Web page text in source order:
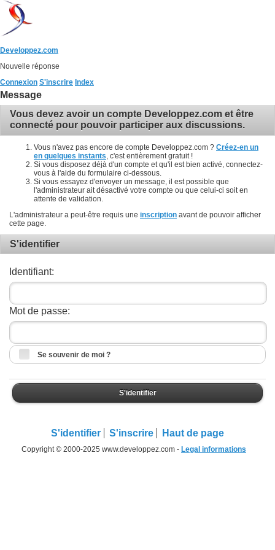
Developpez.com
Nouvelle réponse
Connexion S'inscrire Index
Message
Vous devez avoir un compte Developpez.com et être
connecté pour pouvoir participer aux discussions.
Vous n'avez pas encore de compte Developpez.com ? Créez-en un
en quelques instants , c'est entièrement gratuit !
Si vous disposez déjà d'un compte et qu'il est bien activé, connectez-
vous à l'aide du formulaire ci-dessous.
Si vous essayez d'envoyer un message, il est possible que
l'administrateur ait désactivé votre compte ou que celui-ci soit en
attente de validation.
L'administrateur a peut-être requis une inscription avant de pouvoir afficher
cette page.
S'identifier
Identifiant:
Mot de passe:
Se souvenir de moi ?
S'identifier
S'identifier S'inscrire Haut de page
Copyright © 2000-2025 www.developpez.com - Legal informations